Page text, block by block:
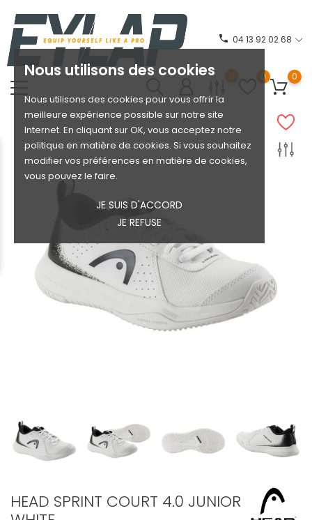
Nous utilisons des cookies
Nous utilisons des cookies pour vous offrir la
meilleure expérience possible sur notre site
Internet. En cliquant sur OK, vous acceptez notre
politique en matière de cookies. Si vous souhaitez
modifier vos préférences en matière de cookies,
vous pouvez le faire.
JE SUIS D'ACCORD
JE REFUSE
phone 04 13 92 02 68
0 0 0
HEAD SPRINT COURT 4.0 JUNIOR